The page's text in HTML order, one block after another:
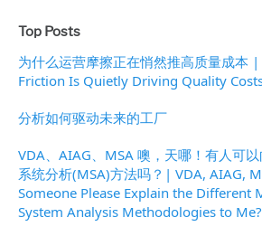
Top Posts
为什么运营摩擦正在悄然推高质量成本
Friction Is Quietly Driving Quality
分析如何驱动未来的工厂
VDA、AIAG、MSA 噢，天哪！有人可
系统分析(MSA)方法吗？| VDA, AIAG,
Someone Please Explain the Different
System Analysis Methodologies to Me?